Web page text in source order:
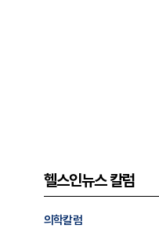
헬스인뉴스 칼럼
의학칼럼